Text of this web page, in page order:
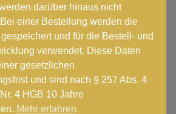
Theme: Stay byWordPress.com
darüber hinaus nicht
einer Bestellung werden die
und für die Bestell- und
verwendet. Diese Daten
gesetzlichen
und sind nach § 257 Abs. 4
4 HGB 10 Jahre
Mehr erfahren